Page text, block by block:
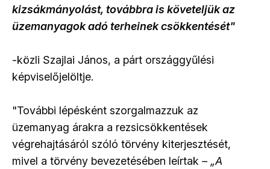
kizsákmányolást, továbbra is követeljük az
üzemanyagok adó terheinek csökkentését"
-közli Szajlai János, a párt országgyűlési
képviselőjelöltje.
"További lépésként szorgalmazzuk az
üzemanyag árakra a rezsicsökkentések
végrehajtásáról szóló törvény kiterjesztését,
mivel a törvény bevezetésében leírtak – „A